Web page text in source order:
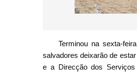
Terminou na sexta-
salvadores deixarão de
e a Direcção dos